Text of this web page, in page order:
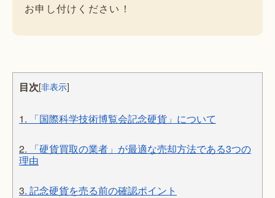
お申し付けください！
目次[非表示]
1. 「国際科学技術博覧会記念硬貨」について
2. 「硬貨買取の業者」が最適な売却方法である3つの
理由
3. 記念硬貨を売る前の確認ポイント